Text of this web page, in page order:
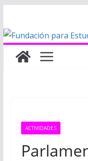
contenido
ACTIVIDADES